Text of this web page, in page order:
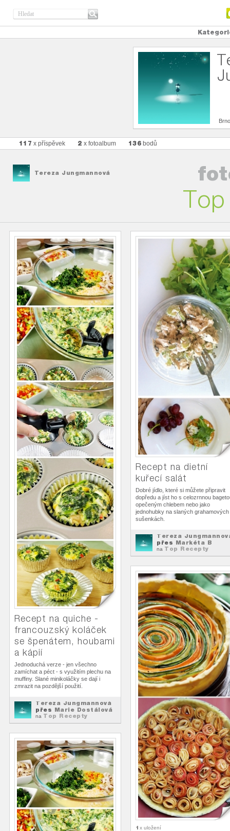
Brno
117 x příspěvek 2 x fotoalbum 136 bodů
Tereza Jungmannová
Recept na quiche -
francouzský koláček
se špenátem, houbami
a kápií
Jednoduchá verze - jen všechno
zamíchat a péct - s využitím plechu na
muffiny. Slané minikoláčky se dají i
zmrazit na pozdější použití.
Tereza Jungmannová
přes Marie Dostálová
na Top Recepty
Recept na dietní
kuřecí salát
Dobré jídlo, které si můžete připravit
dopředu a jíst ho s celozrnnou
opečeným chlebem nebo jako
jednohubky na slaných grahamových
sušenkách.
Tereza
přes Markéta B
na Top Recepty
1 x uložení